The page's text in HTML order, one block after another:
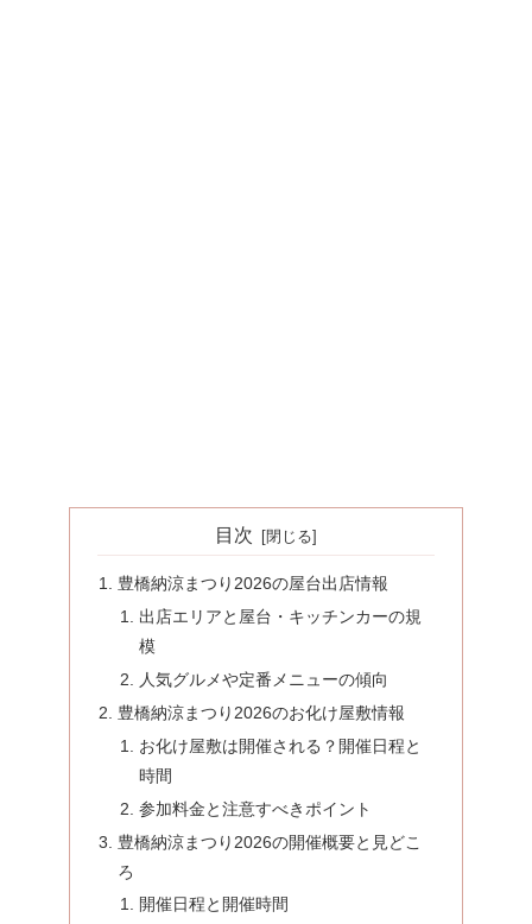
目次
豊橋納涼まつり2026の屋台出店情報
出店エリアと屋台・キッチンカーの規
模
人気グルメや定番メニューの傾向
豊橋納涼まつり2026のお化け屋敷情報
お化け屋敷は開催される？開催日程と
時間
参加料金と注意すべきポイント
豊橋納涼まつり2026の開催概要と見どこ
ろ
開催日程と開催時間